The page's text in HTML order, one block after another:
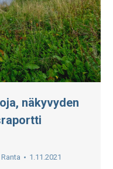
näkyvyden
1.11.2021